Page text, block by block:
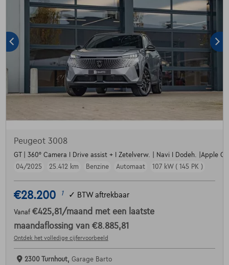
Peugeot 3008
GT | 360° Camera I Drive assist + I Zetelverw. | Navi I Dodeh. |Apple
04/2025
25.412 km Benzine Automaat 107 kW ( 145 PK )
€28.200 1 ✓ BTW aftrekbaar
Vanaf €425,81 /maand met een laatste
maandaflossing van €8.885,81
Ontdek het volledige cijfervoorbeeld
2300 Turnhout, Garage Barto